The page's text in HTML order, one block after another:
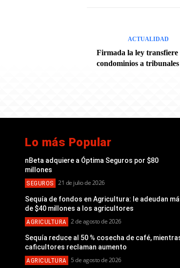
ACTUALIDAD
Firmada la ley transfiere
condominios a tribunales
Lo más Popular
nBeta adquiere a Óptima Seguros por $80
millones
SEGUROS 21 de julio de 2026
Sequía de fondos en Agricultura: le adeudan
de $40 millones a los agricultores
AGRICULTURA 2 de agosto de 2026
Sequía reduce al 50 % cosecha de café,
caficultores reclaman aumento
AGRICULTURA 5 de agosto de 2026